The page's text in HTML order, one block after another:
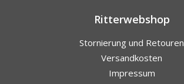
Ritterwebshop
Stornierung und Retouren
Versandkosten
Impressum